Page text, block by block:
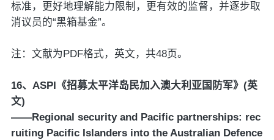
标准，更好地理解能力限制，更有效的监督，并逐步取
消议员的“黑箱基金”。
注：文献为PDF格式，英文，共48页。
16、ASPI《招募太平洋岛民加入澳大利亚国防军》(英
文)
——Regional security and Pacific partnerships: rec
ruiting Pacific Islanders into the Australian Defence